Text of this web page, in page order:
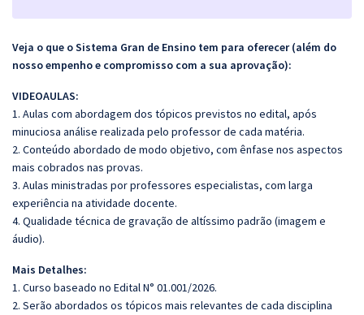
Veja o que o Sistema Gran de Ensino tem para oferecer (além do
nosso empenho e compromisso com a sua aprovação):
VIDEOAULAS:
1. Aulas com abordagem dos tópicos previstos no edital, após
minuciosa análise realizada pelo professor de cada matéria.
2. Conteúdo abordado de modo objetivo, com ênfase nos aspectos
mais cobrados nas provas.
3. Aulas ministradas por professores especialistas, com larga
experiência na atividade docente.
4. Qualidade técnica de gravação de altíssimo padrão (imagem e
áudio).
Mais Detalhes:
1. Curso baseado no Edital N° 01.001/2026.
2. Serão abordados os tópicos mais relevantes de cada disciplina